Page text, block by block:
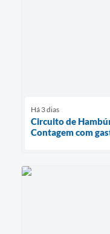
Há 3 dias
Circuito de
Contagem com